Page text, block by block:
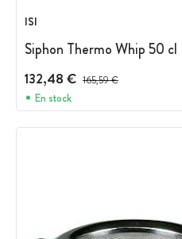
ISI
Siphon Thermo Whip 50 cl
132,48 € Prix avant réduction :
165,59 €
En stock